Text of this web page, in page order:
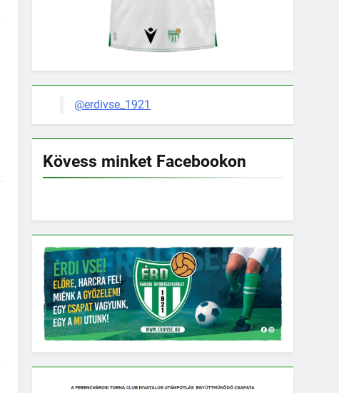
@erdivse_1921
Kövess minket Facebookon